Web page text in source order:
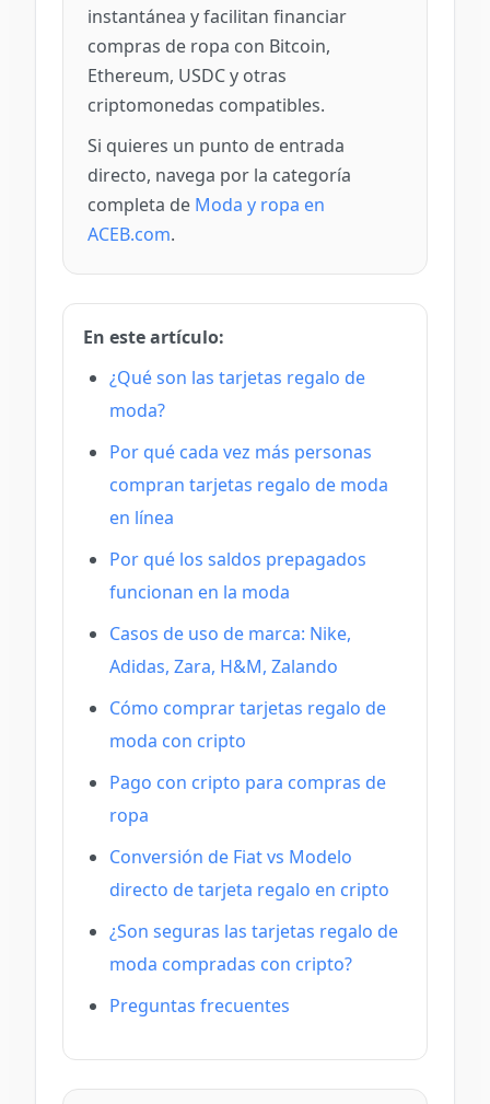
instantánea y facilitan financiar
compras de ropa con Bitcoin,
Ethereum, USDC y otras
criptomonedas compatibles.
Si quieres un punto de entrada
directo, navega por la categoría
completa de Moda y ropa en
ACEB.com.
En este artículo:
¿Qué son las tarjetas regalo de
moda?
Por qué cada vez más personas
compran tarjetas regalo de moda
en línea
Por qué los saldos prepagados
funcionan en la moda
Casos de uso de marca: Nike,
Adidas, Zara, H&M, Zalando
Cómo comprar tarjetas regalo de
moda con cripto
Pago con cripto para compras de
ropa
Conversión de Fiat vs Modelo
directo de tarjeta regalo en cripto
¿Son seguras las tarjetas regalo de
moda compradas con cripto?
Preguntas frecuentes